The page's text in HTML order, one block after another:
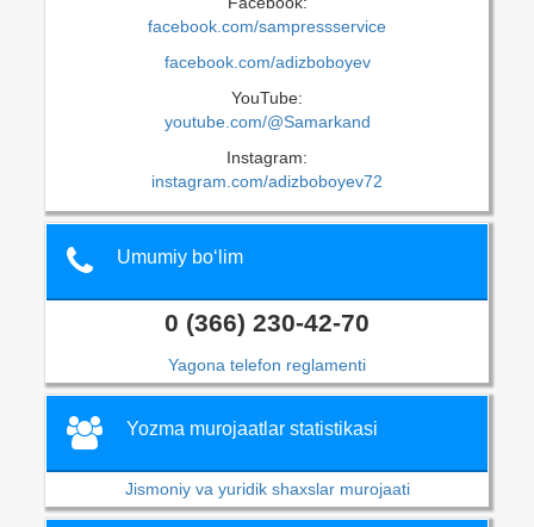
facebook.com/sampressservice
facebook.com/adizboboyev
YouTube:
youtube.com/@Samarkand
Instagram:
instagram.com/adizboboyev72
Umumiy bo‘lim
0 (366) 230-42-70
Yagona telefon reglamenti
Yozma murojaatlar statistikasi
Jismoniy va yuridik shaxslar murojaati